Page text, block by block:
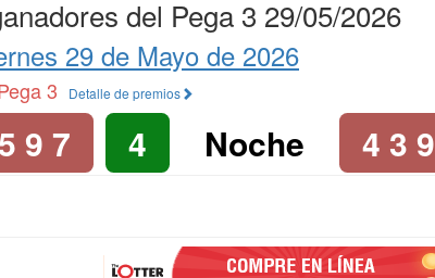
del Pega 3 29/05/2026
29 de Mayo de 2026
3 Detalle de premios
9 7 4 Noche 4 3 9